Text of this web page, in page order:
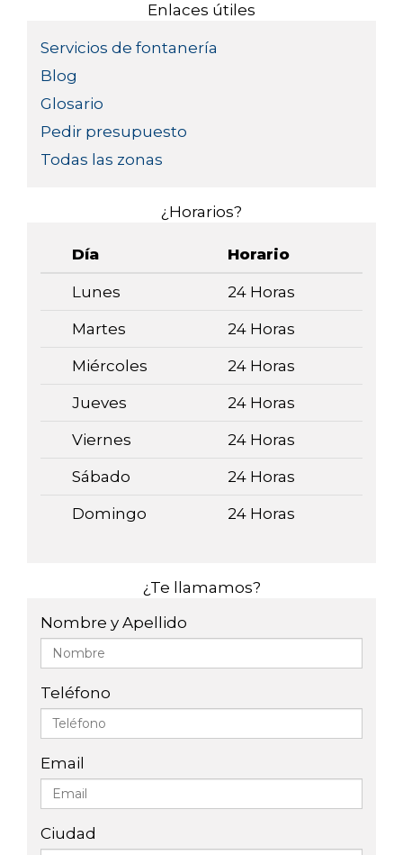
Enlaces útiles
Servicios de fontanería
Blog
Glosario
Pedir presupuesto
Todas las zonas
¿Horarios?
Día Horario
Lunes 24 Horas
Martes 24 Horas
Miércoles 24 Horas
Jueves 24 Horas
Viernes 24 Horas
Sábado 24 Horas
Domingo 24 Horas
¿Te llamamos?
Nombre y Apellido
Teléfono
Email
Ciudad